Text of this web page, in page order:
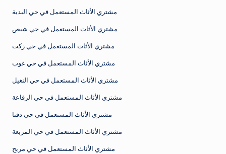
مشتري الأثاث المستعمل في حي البدية
مشتري الأثاث المستعمل في حي شيص
مشتري الأثاث المستعمل في حي زكت
مشتري الأثاث المستعمل في حي غوب
مشتري الأثاث المستعمل في حي النغيل
مشتري الأثاث المستعمل في حي الرفاعة
مشتري الأثاث المستعمل في حي دفتا
مشتري الأثاث المستعمل في حي المربعة
مشتري الأثاث المستعمل في حي مربح